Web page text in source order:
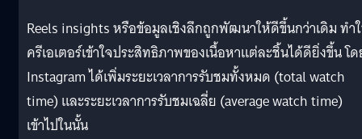
Reels insights หรือข้อมูลเชิงลึกถูกพัฒนาให้ดีขึ้นกว่าเดิม ทำ
ครีเอเตอร์เข้าใจประสิทธิภาพของเนื้อหาแต่ละชิ้นได้ดียิ่งขึ้น โ
Instagram ได้เพิ่มระยะเวลาการรับชมทั้งหมด (total watch
time) และระยะเวลาการรับชมเฉลี่ย (average watch time)
เข้าไปในนั้น